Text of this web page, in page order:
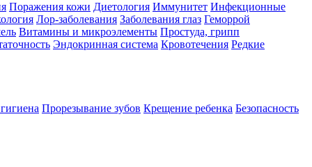
Поражения кожи Диетология Иммунитет Инфекционные
Лор-заболевания Заболевания глаз Геморрой
Витамины и микроэлементы Простуда, грипп
Эндокринная система Кровотечения Редкие
Прорезывание зубов Крещение ребенка Безопасность